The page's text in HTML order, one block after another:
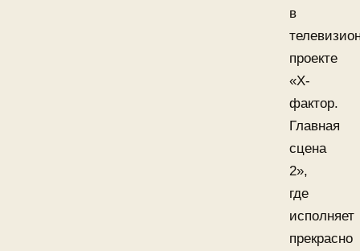
в
проекте
«Х-
фактор.
Главная
сцена
2»,
где
исполняет
прекрасно